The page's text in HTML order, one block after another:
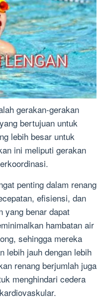
gerakan-gerakan
bertujuan untuk
lebih besar untuk
ini meliputi gerakan
penting dalam renang
efisiensi, dan
yang benar dapat
hambatan air
sehingga mereka
lebih jauh dengan lebih
renang berjumlah juga
menghindari cedera